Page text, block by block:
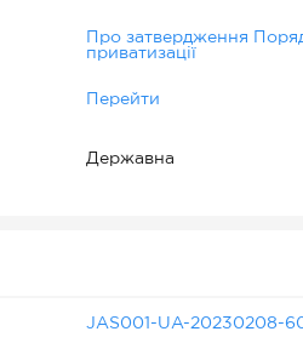
Про затвердження
приватизації
Перейти
Державна
JAS001-UA-20230208-